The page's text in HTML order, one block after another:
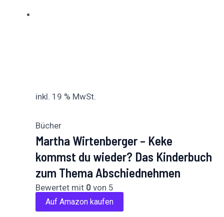
inkl. 19 % MwSt.
Bücher
Martha Wirtenberger – Keke
kommst du wieder? Das Kinderbuch
zum Thema Abschiednehmen
Bewertet mit 0 von 5
Auf Amazon kaufen